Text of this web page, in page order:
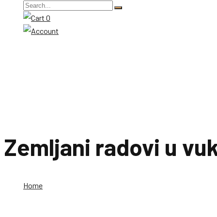
0
Zemljani radovi u
Home